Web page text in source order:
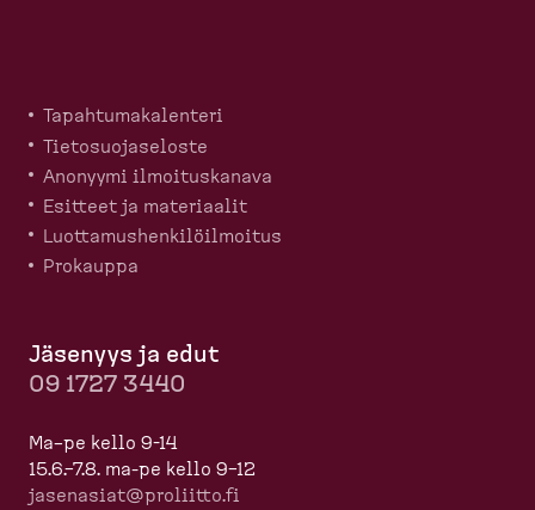
Tapahtu­ma­ka­lenteri
Tietosuo­ja­seloste
Anonyymi ilmoitus­kanava
Esitteet ja materiaalit
Luotta­mus­hen­ki­löil­moitus
Prokauppa
Jäsenyys ja edut
09 1727 3440
Ma–pe kello 9-14
15.6.–7.8. ma-pe kello 9–12
jasenasiat@proliitto.fi